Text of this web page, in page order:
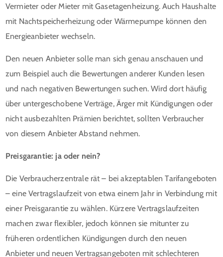
Vermieter oder Mieter mit Gasetagenheizung. Auch Haushalte
mit Nachtspeicherheizung oder Wärmepumpe können den
Energieanbieter wechseln.
Den neuen Anbieter solle man sich genau anschauen und
zum Beispiel auch die Bewertungen anderer Kunden lesen
und nach negativen Bewertungen suchen. Wird dort häufig
über untergeschobene Verträge, Ärger mit Kündigungen oder
nicht ausbezahlten Prämien berichtet, sollten Verbraucher
von diesem Anbieter Abstand nehmen.
Preisgarantie: ja oder nein?
Die Verbraucherzentrale rät – bei akzeptablen Tarifangeboten
– eine Vertragslaufzeit von etwa einem Jahr in Verbindung mit
einer Preisgarantie zu wählen. Kürzere Vertragslaufzeiten
machen zwar flexibler, jedoch können sie mitunter zu
früheren ordentlichen Kündigungen durch den neuen
Anbieter und neuen Vertragsangeboten mit schlechteren